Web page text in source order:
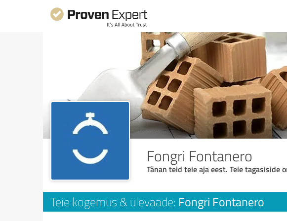
Fongri Fontanero
Tänan teid teie aja eest. Teie tagasiside
Teie kogemus & ülevaade: Fongri Fontanero